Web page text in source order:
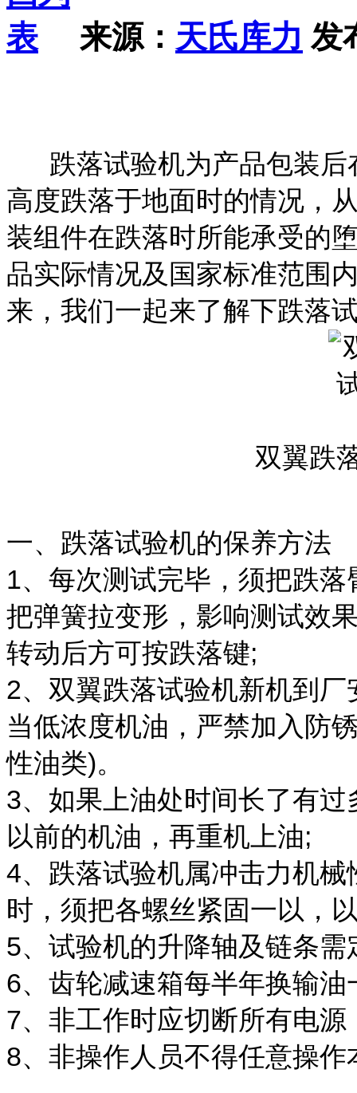
来源： 天氏库力 发
跌落试验机为产品包装后
高度跌落于地面时的情况，
装组件在跌落时所能承受的
品实际情况及国家标准范围
来，我们一起来了解下跌落
双翼跌
一、跌落试验机的保养方法
1、每次测试完毕，须把跌
把弹簧拉变形，影响测试效
转动后方可按跌落键;
2、双翼跌落试验机新机到
当低浓度机油，严禁加入防
性油类)。
3、如果上油处时间长了有
以前的机油，再重机上油;
4、跌落试验机属冲击力机
时，须把各螺丝紧固一以，
5、试验机的升降轴及链条需
6、齿轮减速箱每半年换输油
7、非工作时应切断所有电
8、非操作人员不得任意操作